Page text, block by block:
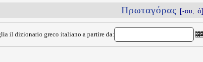
Πρωταγόρας [-ου, ὁ]
il dizionario greco italiano a partire da: